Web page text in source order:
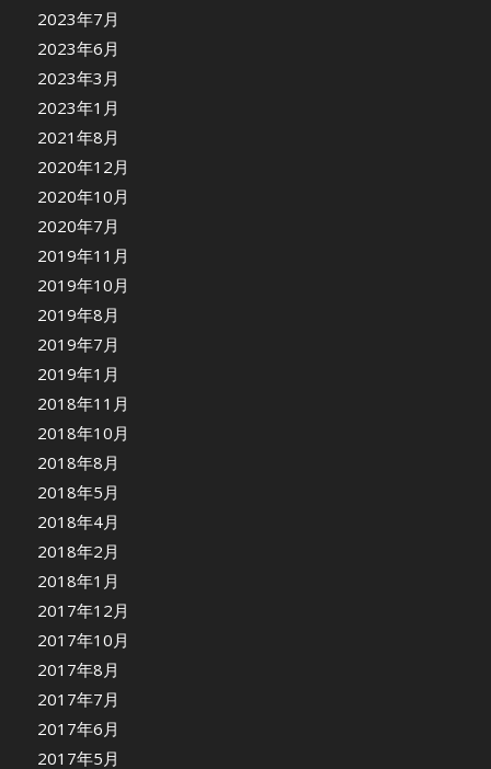
2023年7月
2023年6月
2023年3月
2023年1月
2021年8月
2020年12月
2020年10月
2020年7月
2019年11月
2019年10月
2019年8月
2019年7月
2019年1月
2018年11月
2018年10月
2018年8月
2018年5月
2018年4月
2018年2月
2018年1月
2017年12月
2017年10月
2017年8月
2017年7月
2017年6月
2017年5月